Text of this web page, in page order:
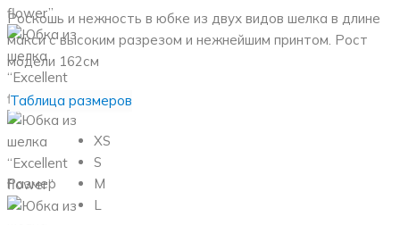
Роскошь и нежность в юбке из двух видов шелка в длине
макси с высоким разрезом и нежнейшим принтом. Рост
модели 162см
Таблица размеров
Размер
XS
S
M
L